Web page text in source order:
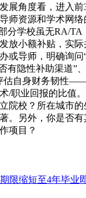
展角度看，进入
师资源和学术网
分学校虽无RA/
放小额补贴，实际
或导师，明确询问
有隐性补助渠道”
估自身财务韧性
/职业回报的比值
院校？所在城市的
。另外，你是否有
项目？
限缩短至4年毕业